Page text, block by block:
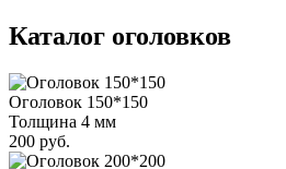
Каталог оголовков
Оголовок 150*150
Толщина 4 мм
200 руб.